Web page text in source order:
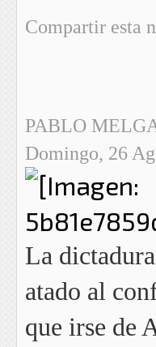
Compartir esta
PABLO
Domingo, 26
La
atado al
que irse de